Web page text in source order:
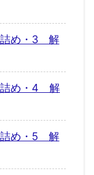
詰め・3 解
詰め・4 解
詰め・5 解